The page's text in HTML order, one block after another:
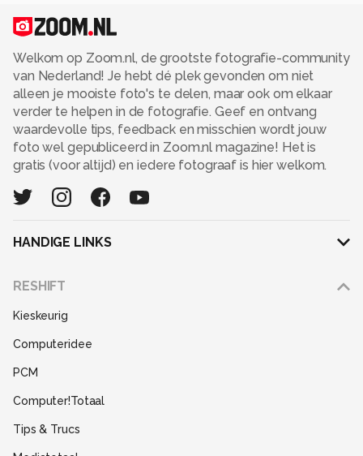
Welkom op Zoom.nl, de grootste fotografie-community
van Nederland! Je hebt dé plek gevonden om niet
alleen je mooiste foto's te delen, maar ook om elkaar
verder te helpen in de fotografie. Geef en ontvang
waardevolle tips, feedback en misschien wordt jouw
foto wel gepubliceerd in Zoom.nl magazine! Het is
gratis (voor altijd) en iedere fotograaf is hier welkom.
HANDIGE LINKS
RESHIFT
Kieskeurig
Computeridee
PCM
Computer!Totaal
Tips & Trucs